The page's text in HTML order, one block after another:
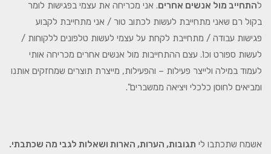
להתחייב מול אנשים אחרים. אני מכריחה את עצמי בפגישות לומר
בקול רם שאני מתחייבת לעשות לכתוב טור / אני מתחייבת לקבוע
פגישות עבודה / מתחייבת לקחת על עצמי לעשות טלפונים ללקוחות /
לעשות ספורט וכו'. עצם ההתחייבות מול אנשים אחרים מכריחה אותי
לעמוד במילה ולייצר פעילות – והפעילות, מייצרת תוצרים שמחזקים אותנו
ומביאים לחוסן כלכלי ויציאה ממשברים".
אשמח שתכתבו לי תגובות, הערות, הארות ושאלות לגבי מה שכתבתי.